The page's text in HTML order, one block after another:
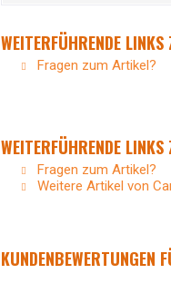
WEITERFÜHRENDE
Fragen zum Artikel?
WEITERFÜHRENDE
Fragen zum Artikel?
Weitere Artikel von